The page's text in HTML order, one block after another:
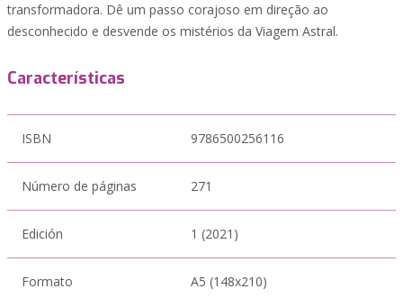
transformadora. Dê um passo corajoso em direção ao
desconhecido e desvende os mistérios da Viagem Astral.
Características
ISBN 9786500256116
Número de páginas 271
Edición 1 (2021)
Formato A5 (148x210)